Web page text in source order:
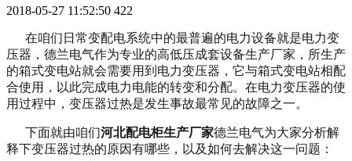
2018-05-27 11:52:50 422
在咱们日常变配电系统中的最普遍的电力设备就是电力变
压器，德兰电气作为专业的高低压成套设备生产厂家，所生产
的箱式变电站就会需要用到电力变压器，它与箱式变电站相配
合使用，以此完成电力电能的转变和分配。在电力变压器的使
用过程中，变压器过热是发生事故最常见的故障之一。
下面就由咱们河北配电柜生产厂家德兰电气为大家分析解
释下变压器过热的原因有哪些，以及如何去解决这一问题：